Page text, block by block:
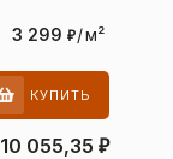
3 299 ₽/м²
КУПИТЬ
10 055,35 ₽